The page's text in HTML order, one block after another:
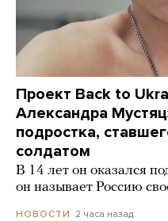
Проект Back to
Александра
подростка,
солдатом
В 14 лет он оказался
он называет Россию
НОВОСТИ 2 часа назад